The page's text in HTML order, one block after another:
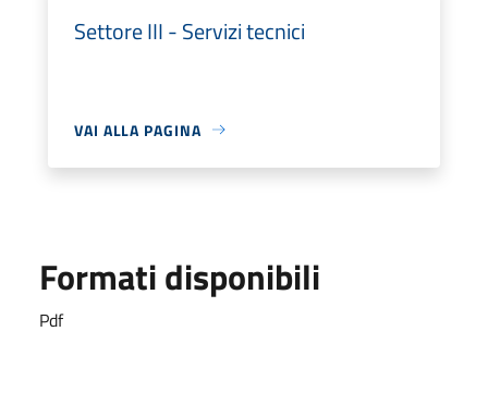
Settore III - Servizi tecnici
VAI ALLA PAGINA
Formati disponibili
Pdf